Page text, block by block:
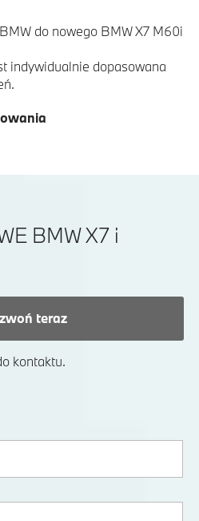
do nowego BMW X7 M60i
indywidualnie dopasowana
BMW X7 i
teraz
kontaktu.